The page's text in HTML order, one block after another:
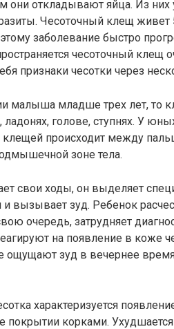
они откладывают яйца. Из них
Чесоточный клещ живет
заболевание быстро
чесоточный клещ
признаки чесотки через
малыша младше трех лет, то
голове, ступнях. У
клещей происходит между
зоне тела.
свои ходы, он выделяет
вызывает зуд. Ребенок
очередь, затрудняет
на появление в коже
ощущают зуд в вечернее
характеризуется
корками. Ухудшается